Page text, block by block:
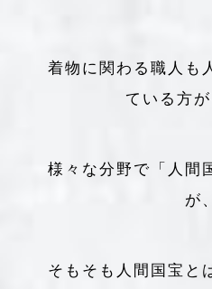
着物に関わる職人も
ている方
様々な分野で「人間
が、
そもそも人間国宝と